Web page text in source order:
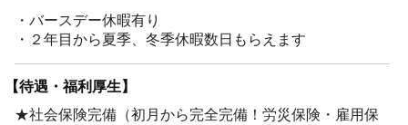
・バースデー休暇有り
・２年目から夏季、冬季休暇数日もらえます
【待遇・福利厚生】
★社会保険完備（初月から完全完備！労災保険・雇用保